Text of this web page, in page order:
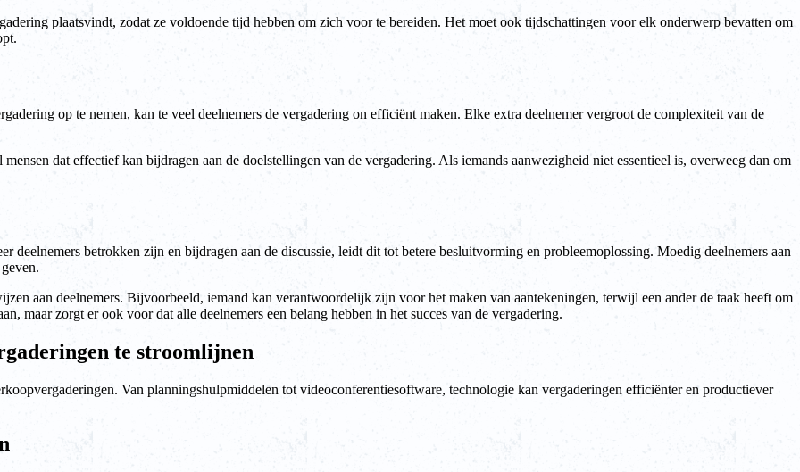
plaatsvindt, zodat ze voldoende tijd hebben om zich voor te bereiden. Het moet ook tijdschattingen voor elk onderwerp bevatten om
op te nemen, kan te veel deelnemers de vergadering on efficiënt maken. Elke extra deelnemer vergroot de complexiteit van de
dat effectief kan bijdragen aan de doelstellingen van de vergadering. Als iemands aanwezigheid niet essentieel is, overweeg dan om
deelnemers betrokken zijn en bijdragen aan de discussie, leidt dit tot betere besluitvorming en probleemoplossing. Moedig deelnemers aan
aan deelnemers. Bijvoorbeeld, iemand kan verantwoordelijk zijn voor het maken van aantekeningen, terwijl een ander de taak heeft om
maar zorgt er ook voor dat alle deelnemers een belang hebben in het succes van de vergadering.
te stroomlijnen
Van planningshulpmiddelen tot videoconferentiesoftware, technologie kan vergaderingen efficiënter en productiever